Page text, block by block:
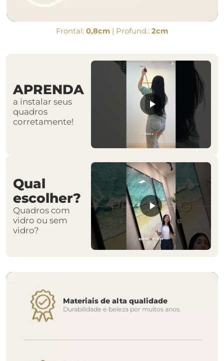
Frontal: 0,8cm | Profund.: 2cm
APRENDA
a instalar seus
quadros
corretamente!
Qual
escolher?
Quadros com
vidro ou sem
vidro?
Materiais de alta qualidade
Durabilidade e beleza por muitos anos.